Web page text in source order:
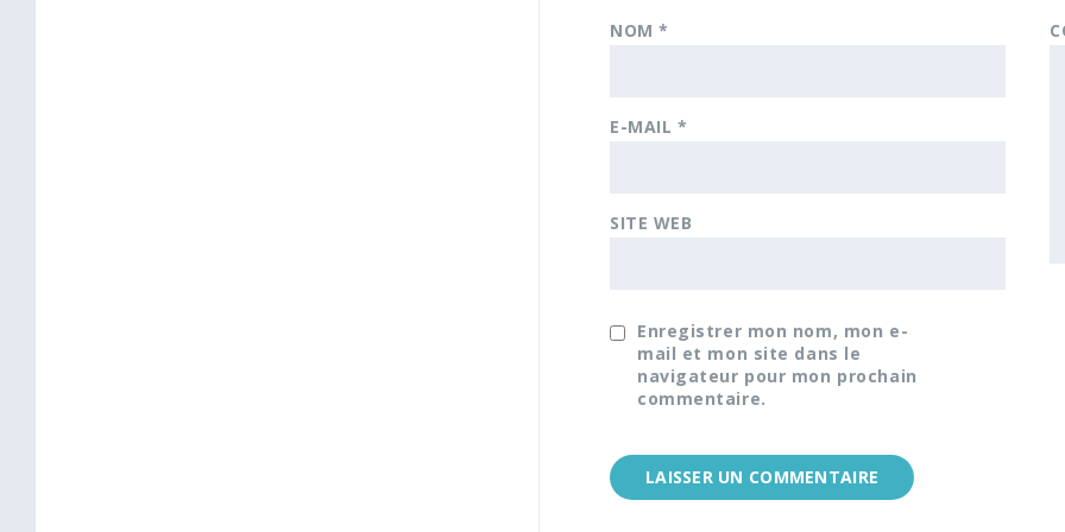
NOM*
E-MAIL *
SITE WEB
Enregistrer mon nom, mon e-
mail et mon site dans le
navigateur pour mon prochain
commentaire.